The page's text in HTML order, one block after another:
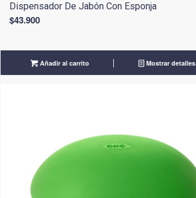
Dispensador De Jabón Con Esponja
$43.900
Añadir al carrito Mostrar detalles